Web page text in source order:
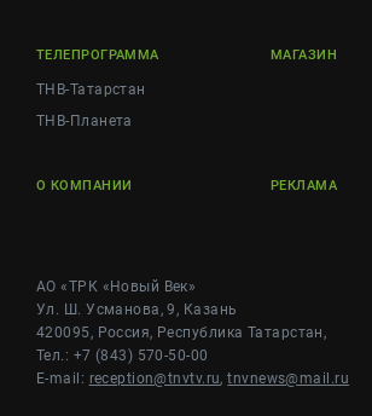
ТЕЛЕПРОГРАММА
ТНВ-Татарстан
ТНВ-Планета
МАГАЗИН
О КОМПАНИИ РЕКЛАМА
АО «ТРК «Новый Век»
Ул. Ш. Усманова, 9, Казань
420095, Россия, Республика Татарстан,
Тел.: +7 (843) 570-50-00
E-mail: reception@tnvtv.ru,tnvnews@mail.ru